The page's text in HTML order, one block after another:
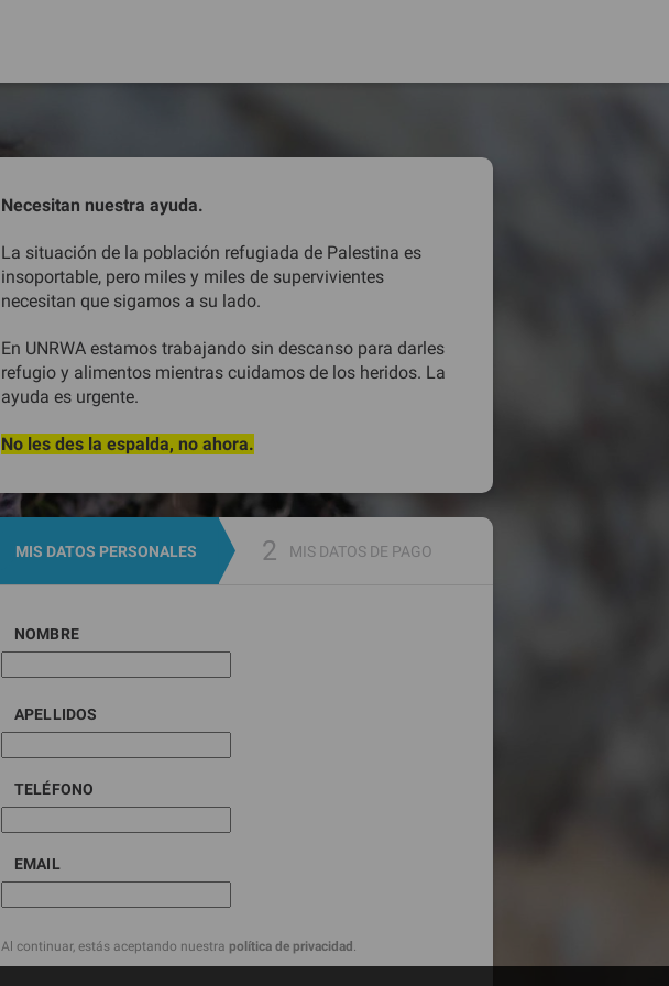
Necesitan nuestra ayuda.
La situación de la población refugiada de Palestina es
insoportable, pero miles y miles de supervivientes
necesitan que sigamos a su lado.
En UNRWA estamos trabajando sin descanso para darles
refugio y alimentos mientras cuidamos de los heridos. La
ayuda es urgente.
No les des la espalda, no ahora.
MIS DATOS PERSONALES MIS DATOS DE PAGO
NOMBRE
APELLIDOS
TELÉFONO
EMAIL
Al continuar, estás aceptando nuestra política de privacidad .